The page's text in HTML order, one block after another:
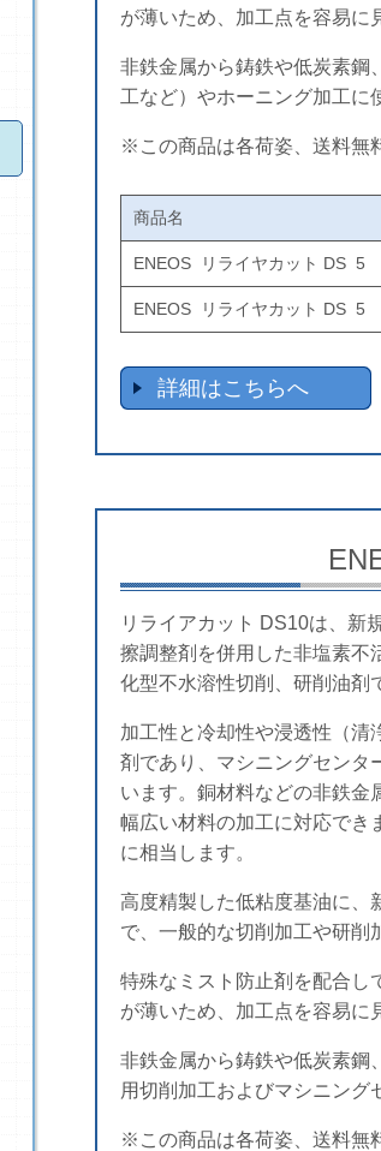
が薄いため、加工点を容易に
非鉄金属から鋳鉄や低炭素鋼
工など）やホーニング加工に
※この商品は各荷姿、送料無
商品名
ENEOS リライヤカット DS 5
ENEOS リライヤカット DS 5
詳細はこちらへ
リライアカット DS10は、新
擦調整剤を併用した非塩素不
化型不水溶性切削、研削油剤
加工性と冷却性や浸透性（清
剤であり、マシニングセンタ
います。銅材料などの非鉄金
幅広い材料の加工に対応でき
に相当します。
高度精製した低粘度基油に、
で、一般的な切削加工や研削
特殊なミスト防止剤を配合し
が薄いため、加工点を容易に
非鉄金属から鋳鉄や低炭素鋼
用切削加工およびマシニング
※この商品は各荷姿、送料無